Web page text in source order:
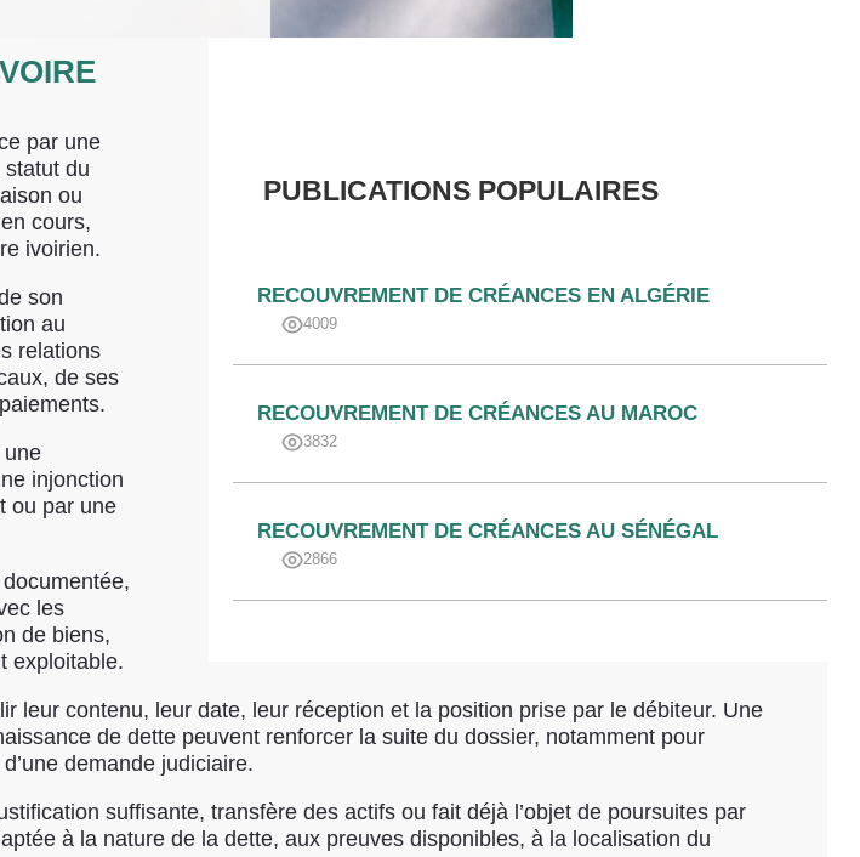
PUBLICATIONS POPULAIRES
RECOUVREMENT DE CRÉANCES EN ALGÉRIE
4009
RECOUVREMENT DE CRÉANCES AU MAROC
3832
RECOUVREMENT DE CRÉANCES AU SÉNÉGAL
2866
par une
du
ou
cours,
ivoirien.
son
au
relations
de ses
une
injonction
ou par une
les
de biens,
exploitable.
leur contenu, leur date, leur réception et la position prise par le débiteur. Une
de dette peuvent renforcer la suite du dossier, notamment pour
demande judiciaire.
suffisante, transfère des actifs ou fait déjà l’objet de poursuites par
à la nature de la dette, aux preuves disponibles, à la localisation du